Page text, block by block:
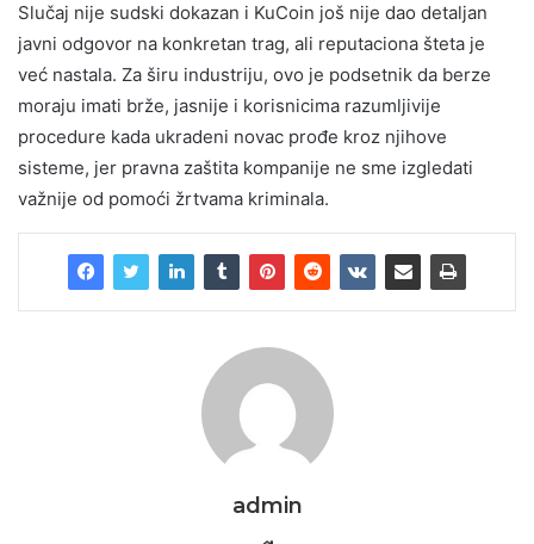
Slučaj nije sudski dokazan i KuCoin još nije dao detaljan
javni odgovor na konkretan trag, ali reputaciona šteta je
već nastala. Za širu industriju, ovo je podsetnik da berze
moraju imati brže, jasnije i korisnicima razumljivije
procedure kada ukradeni novac prođe kroz njihove
sisteme, jer pravna zaštita kompanije ne sme izgledati
važnije od pomoći žrtvama kriminala.
admin